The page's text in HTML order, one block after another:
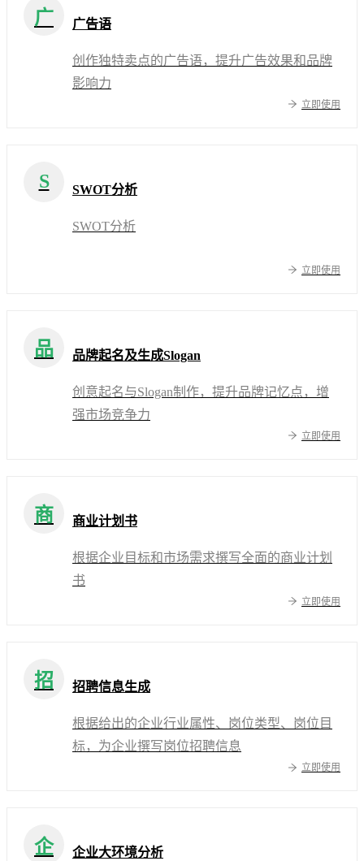
广 广告语
创作独特卖点的广告语，提升广告效果和品牌
影响力
立即使用
S SWOT分析
SWOT分析
立即使用
品 品牌起名及生成Slogan
创意起名与Slogan制作，提升品牌记忆点，增
强市场竞争力
立即使用
商 商业计划书
根据企业目标和市场需求撰写全面的商业计划
书
立即使用
招 招聘信息生成
根据给出的企业行业属性、岗位类型、岗位目
标，为企业撰写岗位招聘信息
立即使用
企 企业大环境分析